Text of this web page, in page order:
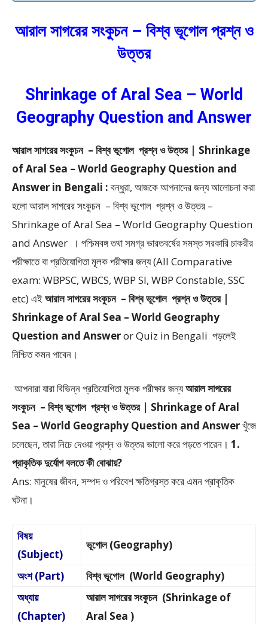
আরাল সাগরের সংকুচন – বিশ্ব ভূগোল প্রশ্ন ও
উত্তর
Shrinkage of Aral Sea – World
Geography Question and Answer
আরাল সাগরের সংকুচন – বিশ্ব ভূগোল প্রশ্ন ও উত্তর | Shrinkage
of Aral Sea – World Geography Question and
Answer in Bengali : বন্ধুরা, আজকে আপনাদের জন্য আলোচনা করা
হলো আরাল সাগরের সংকুচন – বিশ্ব ভূগোল প্রশ্ন ও উত্তর –
Shrinkage of Aral Sea – World Geography Question
and Answer । পশ্চিমবঙ্গ তথা সমগ্র ভারতবর্ষের সমস্ত সরকারি চাকরীর
পরীক্ষাতে বা প্রতিযোগিতা মূলক পরীক্ষার জন্য (All Comparative
exam: WBPSC, WBCS, WBP SI, WBP Constable, SSC
etc) এইআরাল সাগরের সংকুচন – বিশ্ব ভূগোল প্রশ্ন ও উত্তর |
Shrinkage of Aral Sea – World Geography
Question and Answeror Quiz in Bengali পড়লেই
নিশ্চিত কমন পাবেন।
আপনারা যারা বিভিন্ন প্রতিযোগিতা মূলক পরীক্ষার জন্যআরাল সাগরের
সংকুচন – বিশ্ব ভূগোল প্রশ্ন ও উত্তর | Shrinkage of Aral
Sea – World Geography Question and Answerখুঁজে
চলেছেন, তারা নিচে দেওয়া প্রশ্ন ও উত্তর ভালো করে পড়তে পারেন। 1.
প্রাকৃতিক দুর্যোগ বলতে কী বোঝায়?
Ans: মানুষের জীবন, সম্পদ ও পরিবেশ ক্ষতিগ্রস্ত করে এমন প্রাকৃতিক
ঘটনা।
বিষয়
(Subject)
ভূগোল (Geography)
অংশ (Part)
বিশ্ব ভূগোল (World Geography)
অধ্যায়
(Chapter)
আরাল সাগরের সংকুচন (Shrinkage of
Aral Sea )